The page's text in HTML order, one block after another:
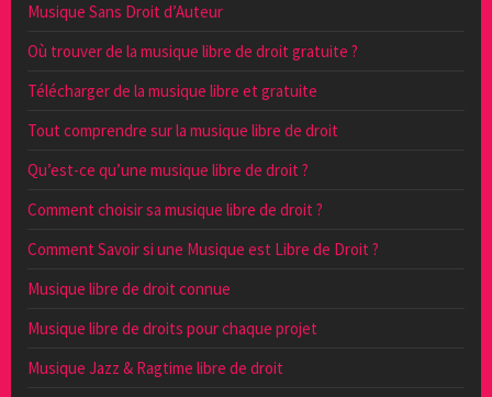
Musique Sans Droit d’Auteur
Où trouver de la musique libre de droit gratuite ?
Télécharger de la musique libre et gratuite
Tout comprendre sur la musique libre de droit
Qu’est-ce qu’une musique libre de droit ?
Comment choisir sa musique libre de droit ?
Comment Savoir si une Musique est Libre de Droit ?
Musique libre de droit connue
Musique libre de droits pour chaque projet
Musique Jazz & Ragtime libre de droit